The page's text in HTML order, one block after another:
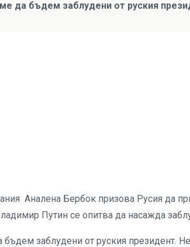
да бъдем заблудени от руския
Аналена Бербок призова Русия да
Путин се опитва да насажда
бъдем заблудени от руския президент.